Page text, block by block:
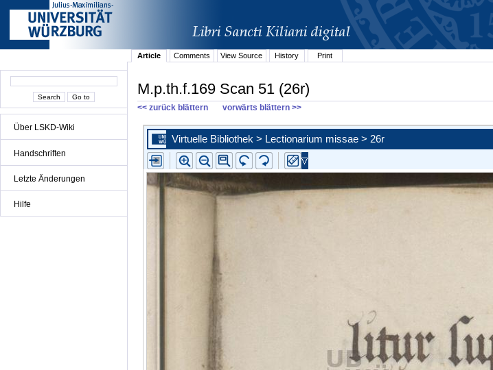
Über LSKD-Wiki
Handschriften
Letzte Änderungen
Hilfe
Article
Comments View Source History Print
M.p.th.f.169 Scan 51 (26r)
<< zurück blättern vorwärts blättern >>